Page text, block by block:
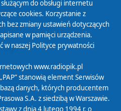
do obsługi internetu
cookies. Korzystanie z
bez zmiany ustawień dotyczących
w pamięci urządzenia.
w naszej Polityce prywatności
www.radiopik.pl
stanowią element Serwisów
danych, których producentem
S.A. z siedzibą w Warszawie.
z dnia 4 lutego 1994 r. o